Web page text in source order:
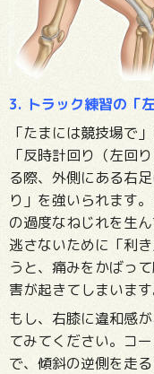
3. トラック練習の「
「たまには競技場で
「反時計回り（左回
る際、外側にある右
り」を強いられます
の過度なねじれを生
逃さないために「利
うと、痛みをかばっ
害が起きてしまいます
もし、右膝に違和感
てみてください。コ
で、傾斜の逆側を走